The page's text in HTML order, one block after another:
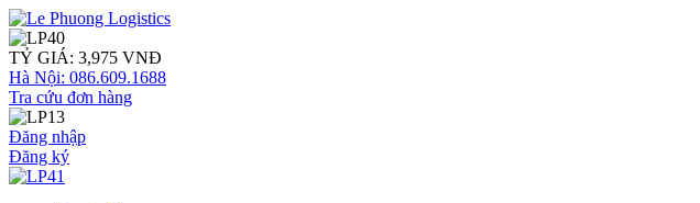
TỶ GIÁ: 3,975 VNĐ
Hà Nội: 086.609.1688
Tra cứu đơn hàng
Đăng nhập
Đăng ký